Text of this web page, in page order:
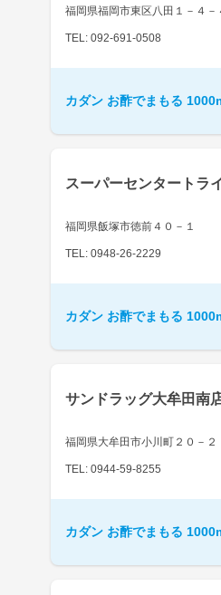
福岡県福岡市東区八田１－４－
TEL: 092-691-0508
カダン お酢でまもる
スーパーセンタートラ
福岡県飯塚市徳前４０－１
TEL: 0948-26-2229
カダン お酢でまもる
サンドラッグ大牟田南
福岡県大牟田市小川町２０－２
TEL: 0944-59-8255
カダン お酢でまもる